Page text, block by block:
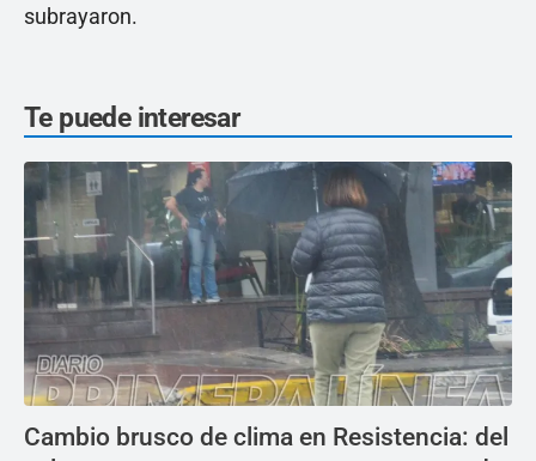
subrayaron.
Te puede interesar
Cambio brusco de clima en Resistencia: del